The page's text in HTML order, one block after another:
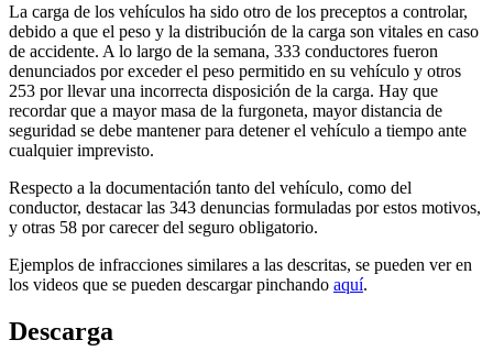
La carga de los vehículos ha sido otro de los preceptos a controlar,
debido a que el peso y la distribución de la carga son vitales en caso
de accidente. A lo largo de la semana, 333 conductores fueron
denunciados por exceder el peso permitido en su vehículo y otros
253 por llevar una incorrecta disposición de la carga. Hay que
recordar que a mayor masa de la furgoneta, mayor distancia de
seguridad se debe mantener para detener el vehículo a tiempo ante
cualquier imprevisto.
Respecto a la documentación tanto del vehículo, como del
conductor, destacar las 343 denuncias formuladas por estos motivos,
y otras 58 por carecer del seguro obligatorio.
Ejemplos de infracciones similares a las descritas, se pueden ver en
los videos que se pueden descargar pinchando aquí.
Descarga